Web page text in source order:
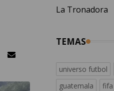
La Tronadora
TEMAS
universo futbol
guatemala
fifa